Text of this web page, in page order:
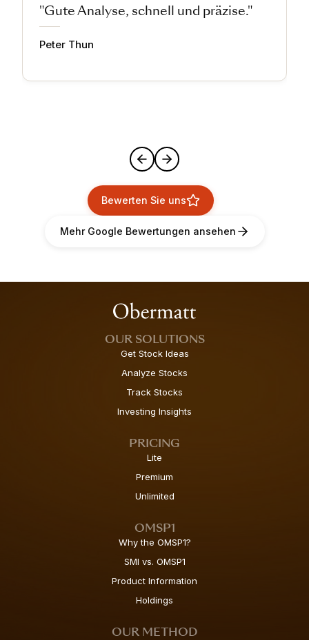
"Gute Analyse, schnell und präzise."
Peter Thun
Bewerten Sie uns
Mehr Google Bewertungen ansehen
OUR SOLUTIONS
Get Stock Ideas
Analyze Stocks
Track Stocks
Investing Insights
PRICING
Lite
Premium
Unlimited
OMSP1
Why the OMSP1?
SMI vs. OMSP1
Product Information
Holdings
OUR METHOD